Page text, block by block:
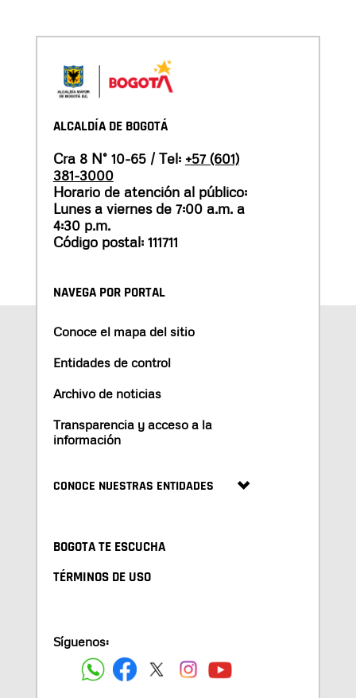
ALCALDÍA DE BOGOTÁ
Cra 8 N° 10-65 / Tel: +57 (601)
381-3000
Horario de atención al público:
Lunes a viernes de 7:00 a.m. a
4:30 p.m.
Código postal: 111711
NAVEGA POR PORTAL
Conoce el mapa del sitio
Entidades de control
Archivo de noticias
Transparencia y acceso a la
información
CONOCE NUESTRAS ENTIDADES
BOGOTA TE ESCUCHA
TÉRMINOS DE USO
Síguenos: